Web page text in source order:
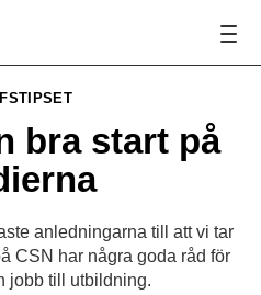
bra start på
anledningarna till att vi tar
CSN har några goda råd för
jobb till utbildning.